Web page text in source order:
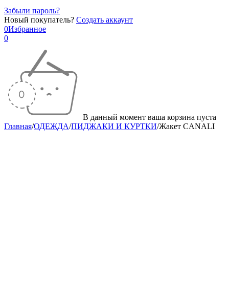
Забыли пароль?
Новый покупатель? Создать аккаунт
0Избранное
0
В данный момент ваша корзина пуста
Главная/ОДЕЖДА/ПИДЖАКИ И КУРТКИ/Жакет CANALI